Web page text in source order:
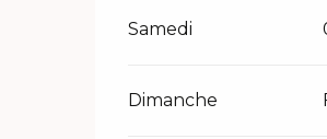
Samedi
Dimanche